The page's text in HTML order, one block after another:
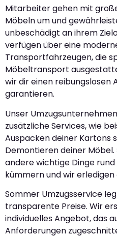
Mitarbeiter gehen mit
Möbeln um und
unbeschädigt an ihrem
verfügen über eine
Transportfahrzeugen, die
Möbeltransport
wir dir einen reibungslosen
garantieren.
Unser
zusätzliche Services, wie
Auspacken deiner Kartons
Demontieren deiner Möbel.
andere wichtige Dinge
kümmern und wir erledigen
Sommer Umzugsservice
transparente Preise. Wir
individuelles Angebot, das
Anforderungen